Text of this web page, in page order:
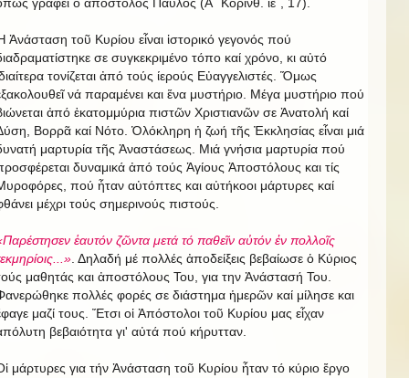
γράφει ὁ ἀπόστολος Παύλος (Α΄ Κορινθ. ιε΄, 17).
Ἀνάσταση τοῦ Κυρίου εἶναι ἱστορικό γεγονός πού
σε συγκεκριμένο τόπο καί χρόνο, κι αὐτό
τονίζεται ἀπό τούς ίερούς Εὐαγγελιστές. Ὅμως
νά παραμένει και ἕνα μυστήριο. Μέγα μυστήριο πού
ἀπό ἑκατομμύρια πιστῶν Χριστιανῶν σε Ἀνατολή καί
Βορρᾶ καί Νότο. Ὁλόκληρη ἡ ζωή τῆς Ἐκκλησίας εἶναι μιά
μαρτυρία τῆς Ἀναστάσεως. Μιά γνήσια μαρτυρία πού
δυναμικά ἀπό τούς Ἁγίους Ἀποστόλους και τίς
πού ἦταν αὐτόπτες και αὐτήκοοι μάρτυρες καί
μέχρι τούς σημερινούς πιστούς.
ἑαυτόν ζῶντα μετά τό παθεῖν αὐτόν ἐν πολλοῖς
. Δηλαδή μέ πολλές ἀποδείξεις βεβαίωσε ὁ Κύριος
μαθητάς και ἀποστόλους Του, για την Ἀνάστασή Του.
πολλές φορές σε διάστημα ἡμερῶν καί μίλησε και
μαζί τους. Ἔτσι οἱ Ἀπόστολοι τοῦ Κυρίου μας εἶχαν
βεβαιότητα γι' αὐτά πού κήρυτταν.
μάρτυρες για τήν Ἀνάσταση τοῦ Κυρίου ἦταν τό κύριο ἔργο